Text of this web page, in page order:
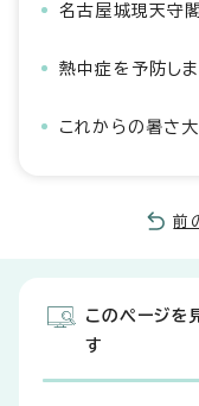
名古屋城現天守
熱中症を予防しま
これからの暑さ
前
このページを
す